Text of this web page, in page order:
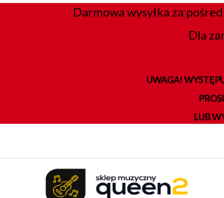
Darmowa wysyłka za
Dla
UWAGA!
LUB